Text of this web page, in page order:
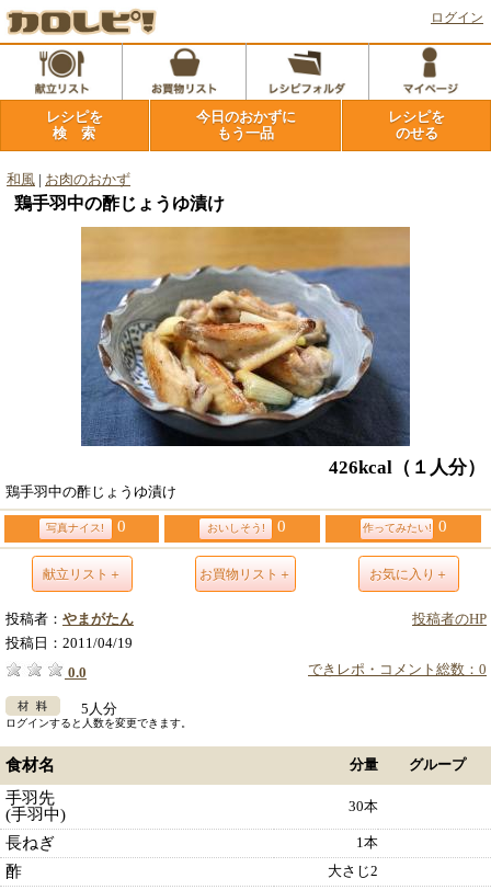
ログイン
レシピを
検 索
今日のおかずに
もう一品
レシピを
のせる
和風 お肉のおかず
鶏手羽中の酢じょうゆ漬け
426kcal （１人分）
鶏手羽中の酢じょうゆ漬け
写真ナイス! 0 おいしそう! 0 作ってみたい! 0
献立リスト＋ お買物リスト＋ お気に入り＋
投稿者のHP
投稿者： やまがたん
投稿日： 2011/04/19
できレポ・コメント総数：0
0.0
5人分
ログインすると人数を変更できます。
食材名 分量 グループ
手羽先
(手羽中)
30本
長ねぎ 1本
酢 大さじ2